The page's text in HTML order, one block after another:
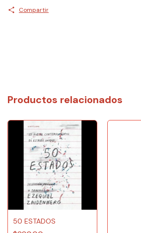
Compartir
Productos relacionados
50 ESTADOS